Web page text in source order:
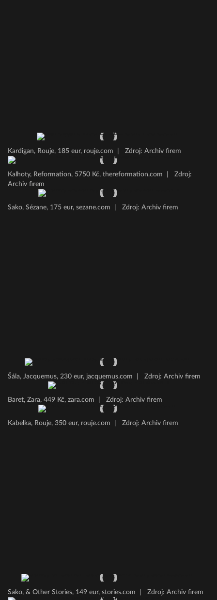
Kardigan, Rouje, 185 eur, rouje.com Zdroj: Archiv firem
Kalhoty, Reformation, 5750 Kč, thereformation.com
Zdroj:
Archiv firem
Sako, Sézane, 175 eur, sezane.com Zdroj: Archiv firem
Šála, Jacquemus, 230 eur, jacquemus.com Zdroj: Archiv firem
Baret, Zara, 449 Kč, zara.com Zdroj: Archiv firem
Kabelka, Rouje, 350 eur, rouje.com Zdroj: Archiv firem
Sako, & Other Stories, 149 eur, stories.com Zdroj: Archiv firem